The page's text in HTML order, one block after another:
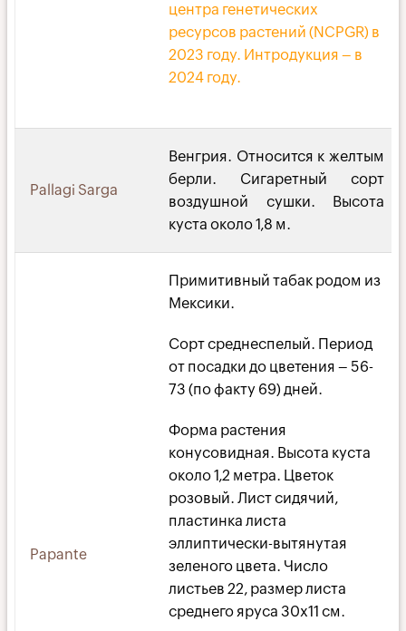
центра генетических
ресурсов растений (NCPGR) в
2023 году. Интродукция – в
2024 году.
Pallagi Sargа
Венгрия. Относится к желтым
берли. Сигаретный сорт
воздушной сушки. Высота
куста около 1,8 м.
Papante
Примитивный табак родом из
Мексики.
Сорт среднеспелый. Период
от посадки до цветения – 56-
73 (по факту 69) дней.
Форма растения
конусовидная. Высота куста
около 1,2 метра. Цветок
розовый. Лист сидячий,
пластинка листа
эллиптически-вытянутая
зеленого цвета. Число
листьев 22, размер листа
среднего яруса 30х11 см.